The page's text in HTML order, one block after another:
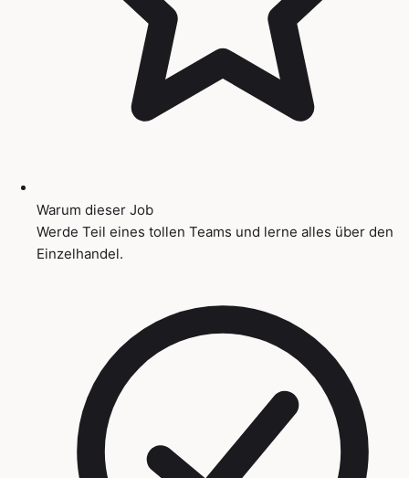
Warum dieser Job
Werde Teil eines tollen Teams und lerne alles über den
Einzelhandel.